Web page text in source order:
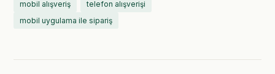
mobil alışveriş
telefon alışverişi
mobil uygulama ile sipariş